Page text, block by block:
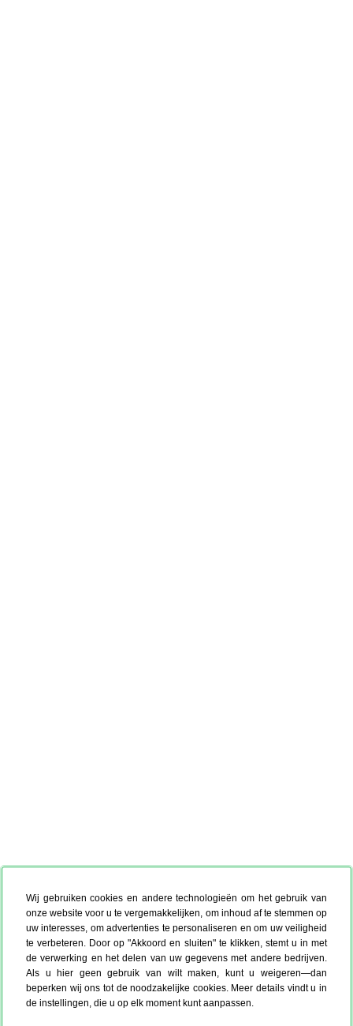
Wij gebruiken cookies en andere technologieën om het gebruik van
onze website voor u te vergemakkelijken, om inhoud af te stemmen op
uw interesses, om advertenties te personaliseren en om uw veiligheid
te verbeteren. Door op "Akkoord en sluiten" te klikken, stemt u in met
de verwerking en het delen van uw gegevens met andere bedrijven.
Als u hier geen gebruik van wilt maken, kunt u weigeren—dan
beperken wij ons tot de noodzakelijke cookies. Meer details vindt u in
de instellingen, die u op elk moment kunt aanpassen.